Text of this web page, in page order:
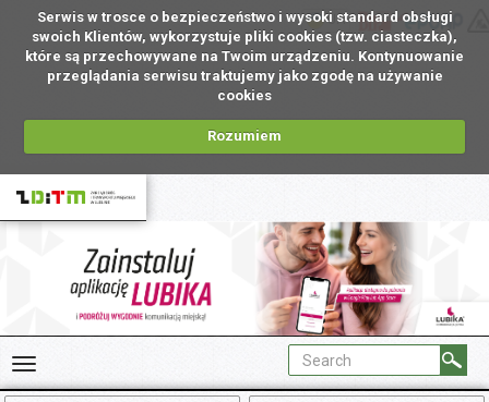
Serwis w trosce o bezpieczeństwo i wysoki standard obsługi
swoich Klientów, wykorzystuje pliki cookies (tzw. ciasteczka),
które są przechowywane na Twoim urządzeniu. Kontynuowanie
przeglądania serwisu traktujemy jako zgodę na używanie
cookies
Rozumiem
UA